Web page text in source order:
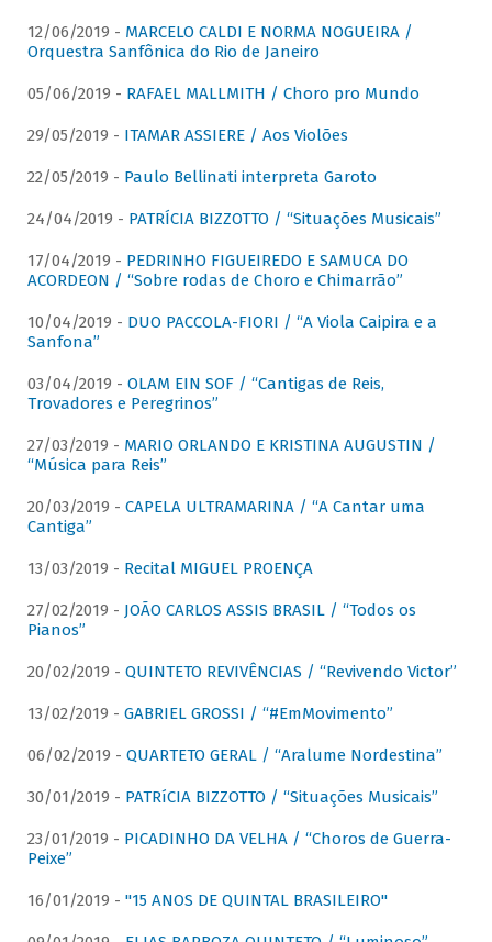
12/06/2019 - MARCELO CALDI E NORMA NOGUEIRA /
Orquestra Sanfônica do Rio de Janeiro
05/06/2019 - RAFAEL MALLMITH / Choro pro Mundo
29/05/2019 - ITAMAR ASSIERE / Aos Violões
22/05/2019 - Paulo Bellinati interpreta Garoto
24/04/2019 - PATRÍCIA BIZZOTTO / “Situações Musicais”
17/04/2019 - PEDRINHO FIGUEIREDO E SAMUCA DO
ACORDEON / “Sobre rodas de Choro e Chimarrão”
10/04/2019 - DUO PACCOLA-FIORI / “A Viola Caipira e a
Sanfona”
03/04/2019 - OLAM EIN SOF / “Cantigas de Reis,
Trovadores e Peregrinos”
27/03/2019 - MARIO ORLANDO E KRISTINA AUGUSTIN /
“Música para Reis”
20/03/2019 - CAPELA ULTRAMARINA / “A Cantar uma
Cantiga”
13/03/2019 - Recital MIGUEL PROENÇA
27/02/2019 - JOÃO CARLOS ASSIS BRASIL / “Todos os
Pianos”
20/02/2019 - QUINTETO REVIVÊNCIAS / “Revivendo Victor”
13/02/2019 - GABRIEL GROSSI / “#EmMovimento”
06/02/2019 - QUARTETO GERAL / “Aralume Nordestina”
30/01/2019 - PATRíCIA BIZZOTTO / “Situações Musicais”
23/01/2019 - PICADINHO DA VELHA / “Choros de Guerra-
Peixe”
16/01/2019 - "15 ANOS DE QUINTAL BRASILEIRO"